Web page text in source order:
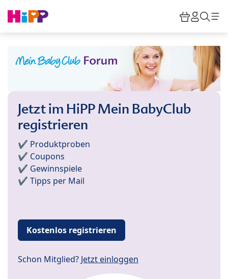
HiPP
Jetzt im HiPP Mein BabyClub
registrieren
✔️ Produktproben
✔️ Coupons
✔️ Gewinnspiele
✔️ Tipps per Mail
Kostenlos registrieren
Schon Mitglied? Jetzt einloggen